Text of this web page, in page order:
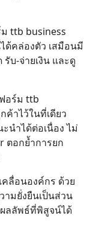
ttb business
ด้คล่องตัว เสมือนมี
รับ-จ่ายเงิน และดู
อร์ม ttb
าไว้ในที่เดียว
นำได้ต่อเนื่อง ไม่
ตอกย้ำการยก
ลื่อนองค์กร ด้วย
ามยั่งยืนเป็นส่วน
ลลัพธ์ที่พิสูจน์ได้